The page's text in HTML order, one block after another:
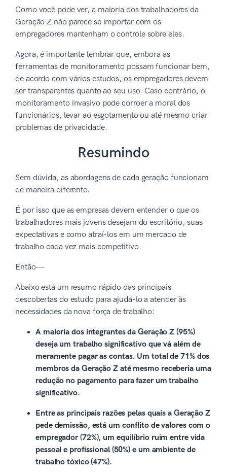
Como você pode ver, a maioria dos trabalhadores da
Geração Z não parece se importar com os
empregadores mantenham o controle sobre eles.
Agora, é importante lembrar que, embora as
ferramentas de monitoramento possam funcionar bem,
de acordo com vários estudos, os empregadores devem
ser transparentes quanto ao seu uso. Caso contrário, o
monitoramento invasivo pode corroer a moral dos
funcionários, levar ao esgotamento ou até mesmo criar
problemas de privacidade.
Resumindo
Sem dúvida, as abordagens de cada geração funcionam
de maneira diferente.
É por isso que as empresas devem entender o que os
trabalhadores mais jovens desejam do escritório, suas
expectativas e como atraí-los em um mercado de
trabalho cada vez mais competitivo.
Então—
Abaixo está um resumo rápido das principais
descobertas do estudo para ajudá-lo a atender às
necessidades da nova força de trabalho:
A maioria dos integrantes da Geração Z (95%)
deseja um trabalho significativo que vá além de
meramente pagar as contas. Um total de 71% dos
membros da Geração Z até mesmo receberia uma
redução no pagamento para fazer um trabalho
significativo.
Entre as principais razões pelas quais a Geração Z
pede demissão, está um conflito de valores com o
empregador (72%), um equilíbrio ruim entre vida
pessoal e profissional (50%) e um ambiente de
trabalho tóxico (47%).